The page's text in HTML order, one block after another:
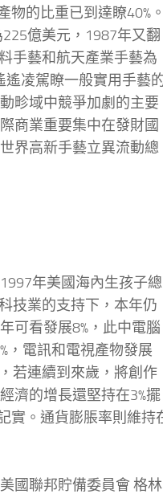
的比重已到達瞭40%。
億美元，1987年又翻
手藝和航天產業手藝為
凌駕瞭一般實用手藝
畛域中競爭加劇的主要
商業重要集中在發財國
界高新手藝立異流動總
年美國海內生孩子總
技業的支持下，本年仍
可看發展8%，此中電腦
，電訊和電視產物發展
若連續到來歲，將創作
濟的增長還堅持在3%擺
實。通貨膨脹率則維持
國聯邦貯備委員會 格林